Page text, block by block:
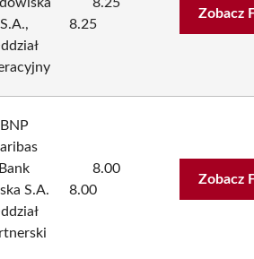
S.A.,
8.25
Zobacz
BNP
Bank
S.A.
8.00
8.00
Zobacz